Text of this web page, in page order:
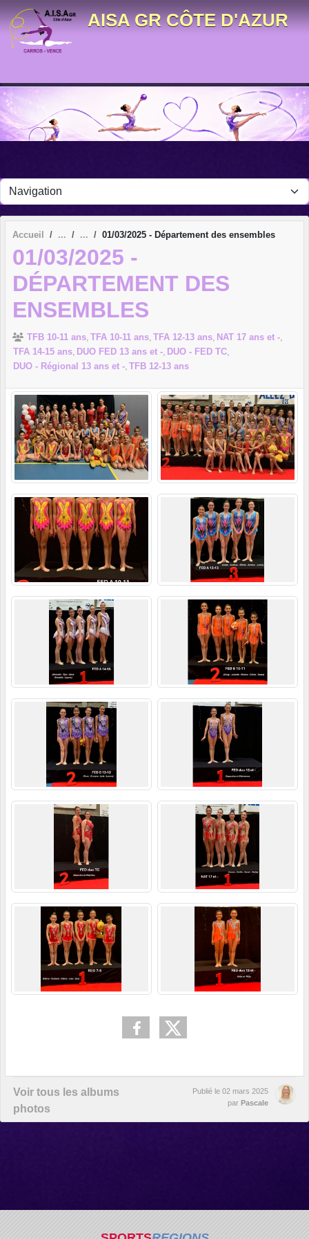
AISA GR CÔTE D'AZUR
Accueil 01/03/2025 - Département des ensembles
01/03/2025 -
DÉPARTEMENT DES
ENSEMBLES
TFB 10-11 ans TFA 10-11 ans TFA 12-13 ans NAT 17 ans et -
TFA 14-15 ans DUO FED 13 ans et - DUO - FED TC
DUO - Régional 13 ans et - TFB 12-13 ans
Voir tous les albums
photos
Publié le 02 mars 2025
par Pascale
Panneau de gestion des cookies